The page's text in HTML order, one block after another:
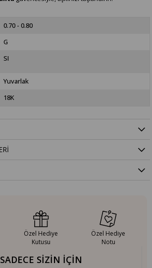
0.70 - 0.80
G
SI
Yuvarlak
18K
SADECE SİZİN İÇİN
Özel Hediye
Kutusu
Özel Hediye
Notu